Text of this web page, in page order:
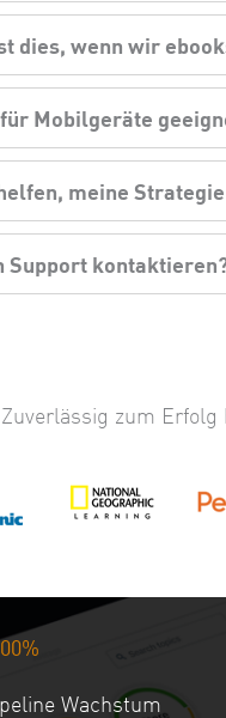
dies, wenn wir
Mobilgeräte
meine
Support
Zuverlässig zum
Wachstum